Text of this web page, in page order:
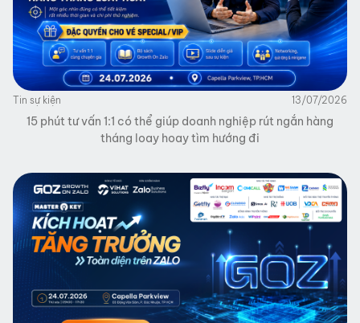
Tin sự kiện 13/07/2026
15 phút tư vấn 1:1 có thể giúp doanh nghiệp rút ngắn hàng
tháng loay hoay tìm hướng đi